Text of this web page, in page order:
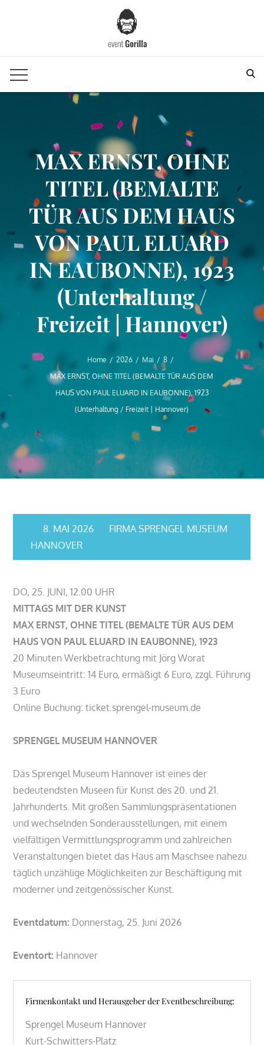
MAX ERNST, OHNE
TITEL (BEMALTE
TÜR AUS DEM HAUS
VON PAUL ELUARD
IN EAUBONNE), 1923
(Unterhaltung /
Freizeit | Hannover)
Home 2026 Mai
8
MAX ERNST, OHNE TITEL (BEMALTE TÜR AUS DEM
HAUS VON PAUL ELUARD IN EAUBONNE), 1923
(Unterhaltung / Freizeit | Hannover)
8. MAI 2026
FIRMA SPRENGEL MUSEUM
HANNOVER
DO, 25. JUNI, 12.00 UHR
MITTAGS MIT DER KUNST
MAX ERNST, OHNE TITEL (BEMALTE TÜR AUS DEM
HAUS VON PAUL ELUARD IN EAUBONNE), 1923
20 Minuten Werkbetrachtung mit Jörg Worat
Museumseintritt: 14 Euro, ermäßigt 6 Euro, zzgl. Führung
3 Euro
Online Buchung: ticket.sprengel-museum.de
SPRENGEL MUSEUM HANNOVER
Das Sprengel Museum Hannover ist eines der
bedeutendsten Museen für Kunst des 20. und 21.
Jahrhunderts. Mit großen Sammlungspräsentationen
und wechselnden Sonderausstellungen, mit einem
vielfältigen Vermittlungsprogramm und zahlreichen
Veranstaltungen bietet das Haus am Maschsee nahezu
täglich unzählige Möglichkeiten zur Beschäftigung mit
moderner und zeitgenössischer Kunst.
Eventdatum: Donnerstag, 25. Juni 2026
Eventort: Hannover
Firmenkontakt und Herausgeber der Eventbeschreibung:
Sprengel Museum Hannover
Kurt-Schwitters-Platz